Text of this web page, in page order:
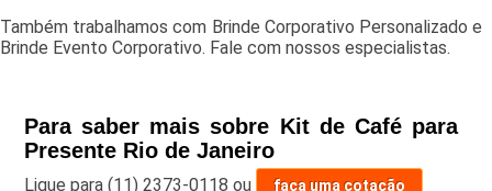
Também trabalhamos com Brinde Corporativo Personalizado e
Brinde Evento Corporativo. Fale com nossos especialistas.
Para saber mais sobre Kit de Café para
Presente Rio de Janeiro
Ligue para (11) 2373-0118 ou faça uma cotação